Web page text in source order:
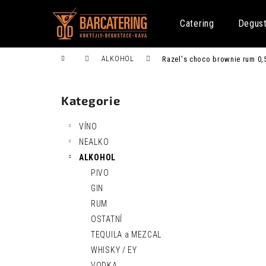
Catering
Domů ALKOHOL Razel's choco brownie rum
Přeskočit
kategorie
Kategorie
VÍNO
NEALKO
ALKOHOL
PIVO
GIN
RUM
OSTATNÍ
TEQUILA a MEZCAL
WHISKY / EY
í
Zpět
do
Zpět
do
FENTIMANS CURIOSITY COLA 0,275L